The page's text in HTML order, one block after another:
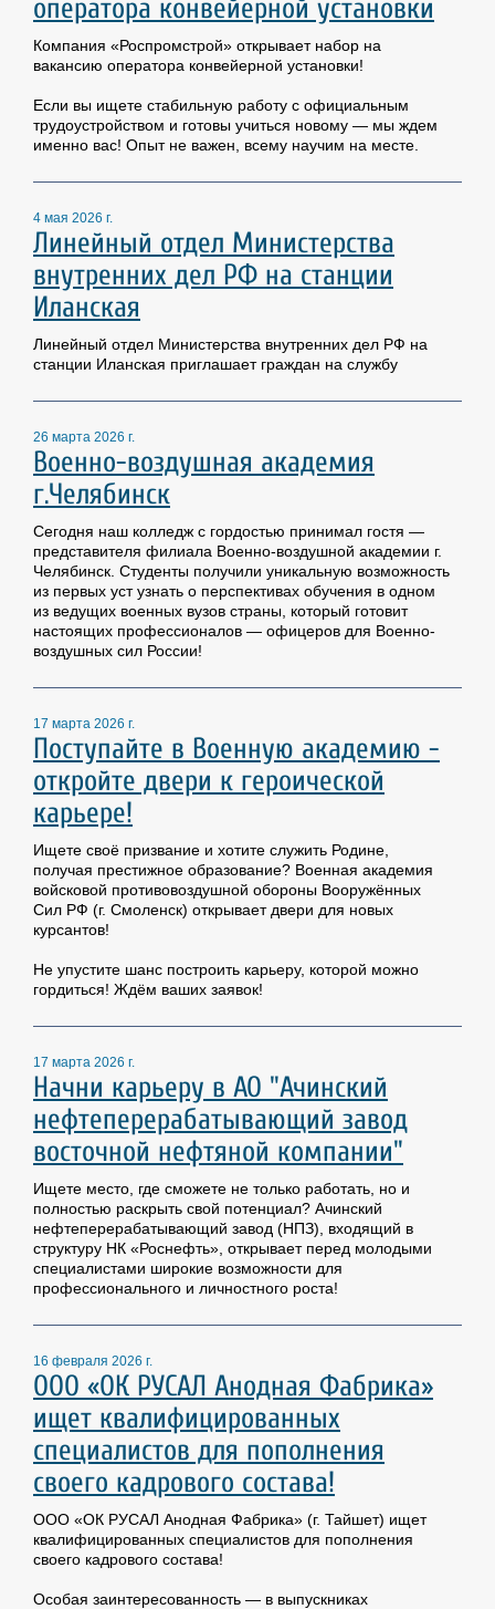
оператора конвейерной установки
Компания «Роспромстрой» открывает набор на
вакансию оператора конвейерной установки!
Если вы ищете стабильную работу с официальным
трудоустройством и готовы учиться новому — мы ждем
именно вас! Опыт не важен, всему научим на месте.
4 мая 2026 г.
Линейный отдел Министерства
внутренних дел РФ на станции
Иланская
Линейный отдел Министерства внутренних дел РФ на
станции Иланская приглашает граждан на службу
26 марта 2026 г.
Военно-воздушная академия
г.Челябинск
Сегодня наш колледж с гордостью принимал гостя —
представителя филиала Военно-воздушной академии г.
Челябинск. Студенты получили уникальную возможность
из первых уст узнать о перспективах обучения в одном
из ведущих военных вузов страны, который готовит
настоящих профессионалов — офицеров для Военно-
воздушных сил России!
17 марта 2026 г.
Поступайте в Военную академию -
откройте двери к героической
карьере!
Ищете своё призвание и хотите служить Родине,
получая престижное образование? Военная академия
войсковой противовоздушной обороны Вооружённых
Сил РФ (г. Смоленск) открывает двери для новых
курсантов!
Не упустите шанс построить карьеру, которой можно
гордиться! Ждём ваших заявок!
17 марта 2026 г.
Начни карьеру в АО "Ачинский
нефтеперерабатывающий завод
восточной нефтяной компании"
Ищете место, где сможете не только работать, но и
полностью раскрыть свой потенциал? Ачинский
нефтеперерабатывающий завод (НПЗ), входящий в
структуру НК «Роснефть», открывает перед молодыми
специалистами широкие возможности для
профессионального и личностного роста!
16 февраля 2026 г.
ООО «ОК РУСАЛ Анодная Фабрика»
ищет квалифицированных
специалистов для пополнения
своего кадрового состава!
ООО «ОК РУСАЛ Анодная Фабрика» (г. Тайшет) ищет
квалифицированных специалистов для пополнения
своего кадрового состава!
Особая заинтересованность — в выпускниках